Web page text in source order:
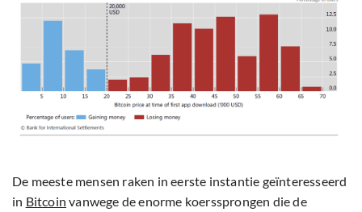
De meeste mensen raken in eerste instantie geïnteresseerd
in Bitcoin vanwege de enorme koerssprongen die de